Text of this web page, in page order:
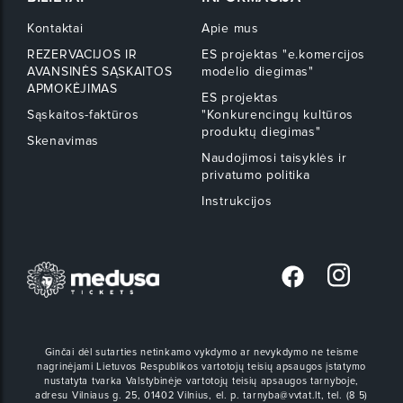
Kontaktai
REZERVACIJOS IR
AVANSINĖS SĄSKAITOS
APMOKĖJIMAS
Sąskaitos-faktūros
Skenavimas
Apie mus
ES projektas "e.komercijos
modelio diegimas"
ES projektas
"Konkurencingų kultūros
produktų diegimas"
Naudojimosi taisyklės ir
privatumo politika
Instrukcijos
Ginčai dėl sutarties netinkamo vykdymo ar nevykdymo ne teisme
nagrinėjami Lietuvos Respublikos vartotojų teisių apsaugos įstatymo
nustatyta tvarka Valstybinėje vartotojų teisių apsaugos tarnyboje,
adresu Vilniaus g. 25, 01402 Vilnius, el. p. tarnyba@vvtat.lt, tel. (8 5)